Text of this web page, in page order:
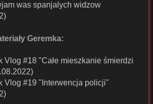
was spanjalych widzow
Geremka:
Vlog #18 "Całe mieszkanie śmierdzi
Vlog #19 "Interwencja policji"